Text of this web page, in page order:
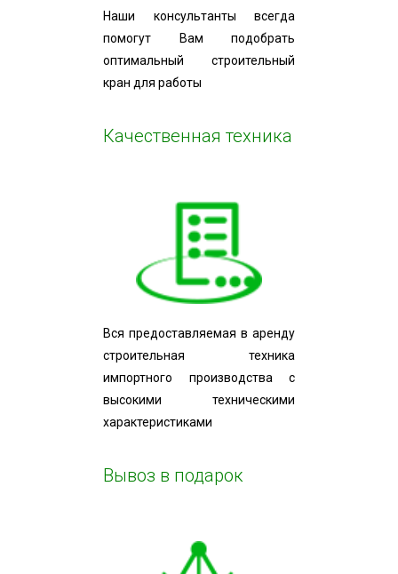
Наши консультанты всегда
помогут Вам подобрать
оптимальный строительный
кран для работы
Качественная техника
Вся предоставляемая в аренду
строительная техника
импортного производства с
высокими техническими
характеристиками
Вывоз в подарок